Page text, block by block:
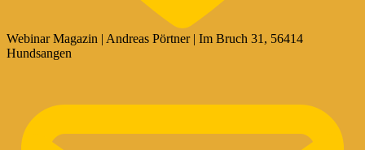
Webinar Magazin | Andreas Pörtner | Im Bruch 31, 56414
Hundsangen